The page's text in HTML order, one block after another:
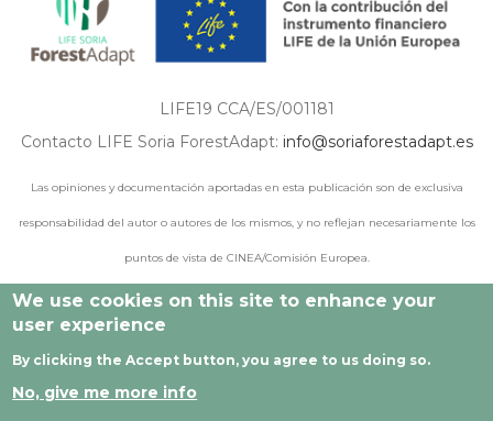
LIFE19 CCA/ES/001181
Contacto LIFE Soria ForestAdapt: info@soriaforestadapt.es
Las opiniones y documentación aportadas en esta publicación son de exclusiva
responsabilidad del autor o autores de los mismos, y no reflejan necesariamente los
puntos de vista de CINEA/Comisión Europea.
We use cookies on this site to enhance your
user experience
By clicking the Accept button, you agree to us doing so.
No, give me more info